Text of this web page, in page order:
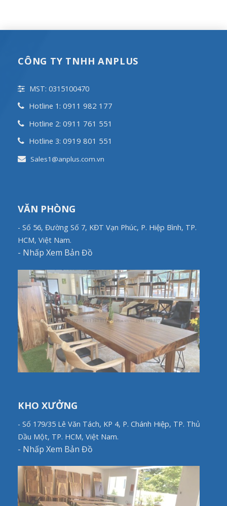
CÔNG TY TNHH ANPLUS
MST: 0315100470
Hotline 1: 0911 982 177
Hotline 2: 0911 761 551
Hotline 3: 0919 801 551
Sales1@anplus.com.vn
VĂN PHÒNG
- Số 56, Đường Số 7, KĐT Vạn Phúc, P. Hiệp Bình, TP.
HCM, Việt Nam.
- Nhấp Xem Bản Đồ
KHO XƯỞNG
- Số 179/35 Lê Văn Tách, KP 4, P. Chánh Hiệp, TP. Thủ
Dầu Một, TP. HCM, Việt Nam.
- Nhấp Xem Bản Đồ